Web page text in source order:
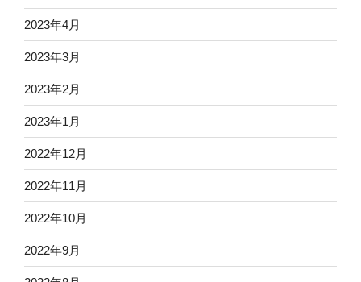
2023年4月
2023年3月
2023年2月
2023年1月
2022年12月
2022年11月
2022年10月
2022年9月